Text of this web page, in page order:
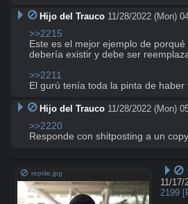
Hijo del Trauco 11/28/2022 (Mon)
>>2215
Este es el mejor ejemplo de
debería existir y debe ser
>>2211
El gurú tenía toda la pinta de
Hijo del Trauco 11/28/2022 (Mon)
>>2220
Responde con shitposting a un
reptile.jpg
11/17/
2199